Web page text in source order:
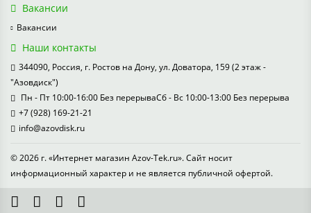
Вакансии
Вакансии
Наши контакты
344090, Россия, г. Ростов на Дону, ул. Доватора, 159 (2 этаж -
"Азовдиск")
Пн - Пт 10:00-16:00 Без перерываСб - Вс 10:00-13:00 Без перерыва
+7 (928) 169-21-21
info@azovdisk.ru
© 2026 г. «Интернет магазин Azov-Tek.ru». Сайт носит
информационный характер и не является публичной офертой.